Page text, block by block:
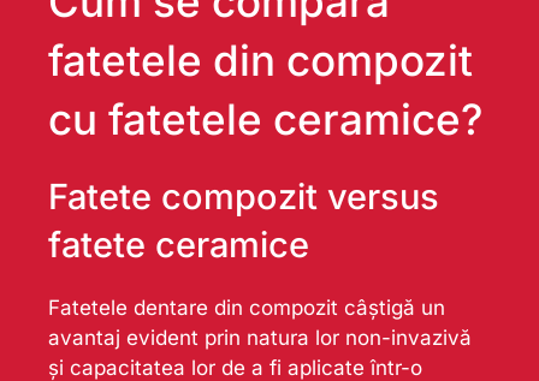
fatetele din compozit
cu fatetele ceramice?
Fatete compozit versus
fatete ceramice
Fatetele dentare din compozit câștigă un
avantaj evident prin natura lor non-invazivă
și capacitatea lor de a fi aplicate într-o